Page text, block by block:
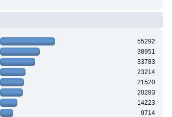
55292
38951
33783
23214
21520
20283
14223
9714